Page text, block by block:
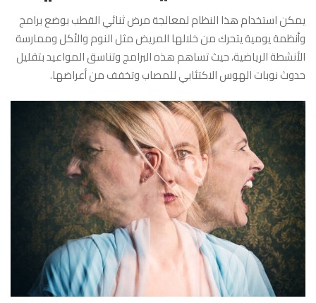
يمكن استخدام هذا النظام لمعالجة مرض ثنائي القطب بوضع برامج
وأنظمة يومية يتحرك من خلالها المريض مثل النوم والأكل وممارسة
الأنشطة الرياضية، حيث تساهم هذه البرامج وتناسق المواعيد بتقليل
حدوث نوبات الهوس الاكتئابي للمصاب وتخفف من أعراضها.